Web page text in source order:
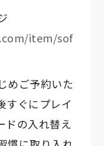
item/sof
めご予約いた
すぐにプレイ
ドの入れ替え